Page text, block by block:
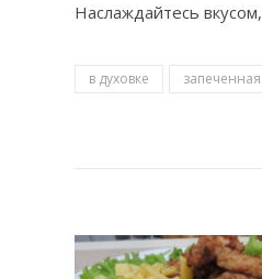
Наслаждайтесь вкусом,
в духовке запеченная